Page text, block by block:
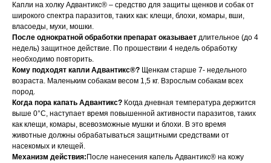
Капли на холку Адвантикс® – средство для защиты щенков и собак от
широкого спектра паразитов, таких как: клещи, блохи, комары, вши,
власоеды, мухи, мошки.
После однократной обработки препарат оказывает длительное (до 4
недель) защитное действие. По прошествии 4 недель обработку
необходимо повторить.
Кому подходят капли Адвантикс®? Щенкам старше 7- недельного
возраста. Маленьким собакам весом 1,5 кг. Взрослым собакам всех
пород.
Когда пора капать Адвантикс? Когда дневная температура держится
выше 0°С, наступает время повышенной активности паразитов, таких
как клещи, комары, всевозможные мушки и блохи. В это время
животные должны обрабатываться защитными средствами от
насекомых и клещей.
Механизм действия: После нанесения капель Адвантикс® на кожу
© 2015—2026 ООО «Сытая Морда»